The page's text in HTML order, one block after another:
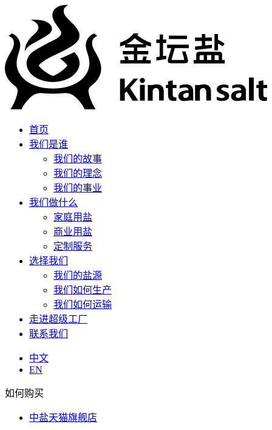
首页
我们是谁
我们的故事
我们的理念
我们的事业
我们做什么
家庭用盐
商业用盐
定制服务
选择我们
我们的盐源
我们如何生产
我们如何运输
走进超级工厂
联系我们
中文
EN
如何购买
中盐天猫旗舰店